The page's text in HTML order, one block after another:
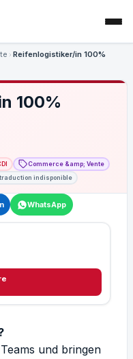
Reifenlogistiker/in 100%
100%
Commerce &amp; Vente
indisponible
WhatsApp
und bringen